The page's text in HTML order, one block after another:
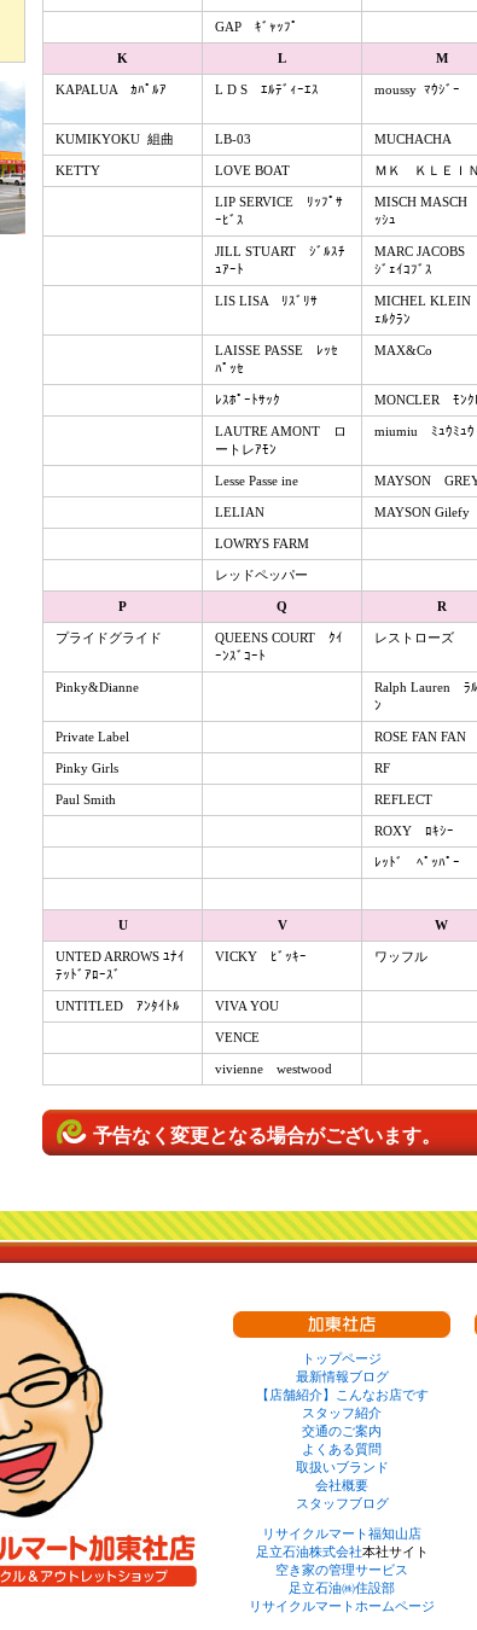
GAP ｷﾞｬｯﾌﾟ
K L M
KAPALUA ｶﾊﾟﾙｱ L D S ｴﾙﾃﾞｨｰｴｽ moussy ﾏｳｼﾞｰ
KUMIKYOKU 組曲 LB-03 MUCHACHA
KETTY LOVE BOAT ＭＫ ＫＬＥＩＮ
LIP SERVICE ﾘｯﾌﾟｻ
ｰﾋﾞｽ
MISCH MASCH
ｯｼｭ
JILL STUART ｼﾞﾙｽﾁ
ｭｱｰﾄ
MARC JACOBS
ｼﾞｪｲｺﾌﾞｽ
LIS LISA ﾘｽﾞﾘｻ
MICHEL
ｪﾙｸﾗﾝ
LAISSE PASSE ﾚｯｾ
ﾊﾟｯｾ
MAX&Co
ﾚｽﾎﾟｰﾄｻｯｸ MONCLER ﾓﾝｸ
LAUTRE AMONT ロ
ートレｱﾓﾝ
miumiu ﾐｭｳﾐｭｳ
Lesse Passe ine MAYSON
LELIAN MAYSON Gilefy
LOWRYS FARM
レッドペッパー
P Q R
プライドグライド
QUEENS COURT ｸｲ
ｰﾝｽﾞｺｰﾄ
レストローズ
Pinky&Dianne
Ralph Lauren ﾗ
ﾝ
Private Label ROSE FAN FAN
Pinky Girls RF
Paul Smith REFLECT
ROXY ﾛｷｼｰ
ﾚｯﾄﾞ ﾍﾟｯﾊﾟｰ
U V W
UNTED ARROWS ﾕﾅｲ
ﾃｯﾄﾞｱﾛｰｽﾞ
VICKY ﾋﾞｯｷｰ ワッフル
UNTITLED ｱﾝﾀｲﾄﾙ VIVA YOU
VENCE
vivienne westwood
予告なく変更となる場合がございます。
トップページ
最新情報ブログ
【店舗紹介】こんなお店です
スタッフ紹介
交通のご案内
よくある質問
取扱いブランド
会社概要
スタッフブログ
リサイクルマート福知山店
足立石油株式会社本社サイト
空き家の管理サービス
足立石油㈱住設部
リサイクルマートホームページ